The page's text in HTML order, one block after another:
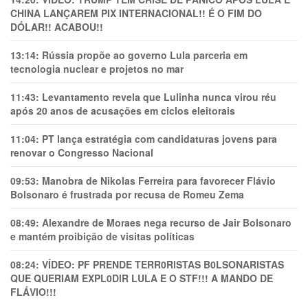
CHINA LANÇAREM PIX INTERNACIONAL!! É O FIM DO
DÓLAR!! ACABOU!!
13:14: Rússia propõe ao governo Lula parceria em
tecnologia nuclear e projetos no mar
11:43: Levantamento revela que Lulinha nunca virou réu
após 20 anos de acusações em ciclos eleitorais
11:04: PT lança estratégia com candidaturas jovens para
renovar o Congresso Nacional
09:53: Manobra de Nikolas Ferreira para favorecer Flávio
Bolsonaro é frustrada por recusa de Romeu Zema
08:49: Alexandre de Moraes nega recurso de Jair Bolsonaro
e mantém proibição de visitas políticas
08:24: VÍDEO: PF PRENDE TERR0RlSTAS B0LSONARlSTAS
QUE QUERIAM EXPL0DlR LULA E O STF!!! A MANDO DE
FLÁVIO!!!